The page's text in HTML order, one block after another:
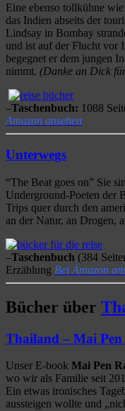
Eine ebenso tollkühne
das Indien abseits der
Lindsay in Bombay
und ist auf der Flucht vor
begegnet er dem jungen
nimmt. (Danke an Dick
–Taschenbuch: 1088
Amazon ansehen
Unterwegs
“The Beat goes on” Sie
Underground-Poeten der
Trips quer durch den
an der Natur, an Drogen,
–Taschenbuch (384
Erzählung Bei Amazon
Bücher über
Thailand – Mai
Unser E-book Mai Pen
wo wir als Familie seit
Ein etwas ironisches
aussteigen wollte und